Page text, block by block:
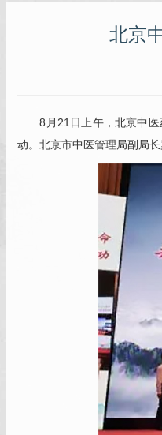
北京
8月21日上午，北京中医
动。北京市中医管理局副局